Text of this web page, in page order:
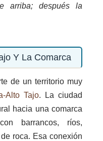
arriba; después la
Y La Comarca
de un territorio muy
Alto Tajo. La ciudad
hacia una comarca
barrancos, ríos,
roca. Esa conexión